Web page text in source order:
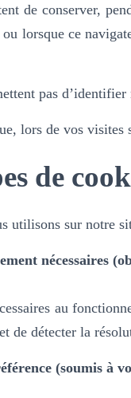
de conserver,
ou lorsque ce
pas
lors de vos
de
utilisons sur notre
nécessaires
au
de détecter la
(soumis à